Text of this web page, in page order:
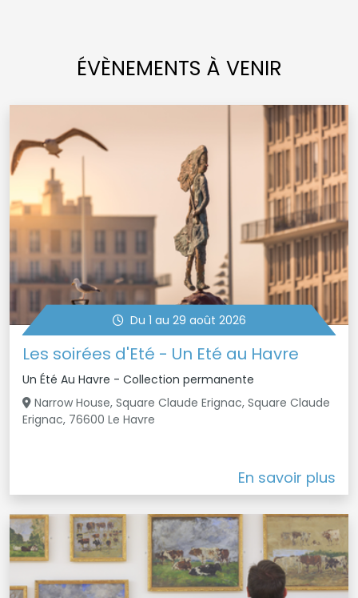
ÉVÈNEMENTS À VENIR
Du 1 au 29 août 2026
Les soirées d'Eté - Un Eté au Havre
Un Été Au Havre - Collection permanente
Narrow House, Square Claude Erignac, Square Claude
Erignac, 76600 Le Havre
En savoir plus